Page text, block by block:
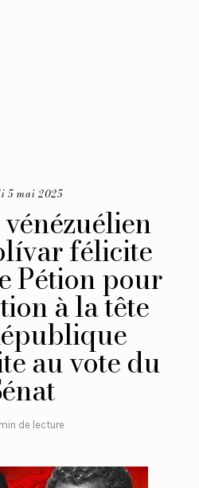
5 mai 2025
félicite
Pétion pour
à la tête
au vote du
de lecture